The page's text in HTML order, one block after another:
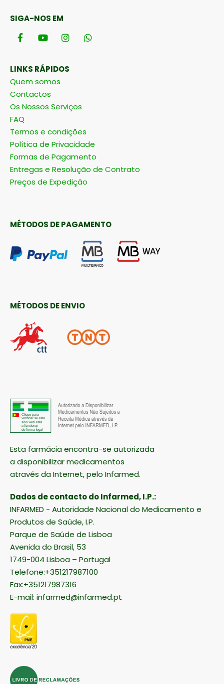
SIGA-NOS EM
LINKS RÁPIDOS
Quem somos
Contactos
Os Nossos Serviços
FAQ
Termos e condições
Política de Privacidade
Formas de Pagamento
Entregas e Resolução de Contrato
Preços de Expedição
MÉTODOS DE PAGAMENTO
MÉTODOS DE ENVIO
Esta farmácia encontra-se autorizada
a disponibilizar medicamentos
através da Internet, pelo Infarmed.
Dados de contacto do Infarmed, I.P.:
INFARMED - Autoridade Nacional do Medicamento e
Produtos de Saúde, I.P.
Parque de Saúde de Lisboa
Avenida do Brasil, 53
1749-004 Lisboa – Portugal
Telefone:+351217987100
Fax:+351217987316
E-mail: infarmed@infarmed.pt